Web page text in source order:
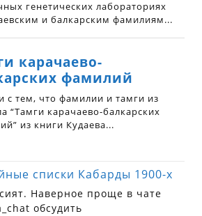
списки Кабарды 1900-х
Наверное проще в чате
обсудить